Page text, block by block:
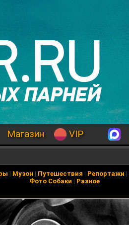
Магазин VIP
| Музон | Путешествия | Репортажи |
Фото Собаки | Разное